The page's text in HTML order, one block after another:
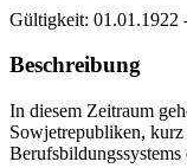
Gültigkeit: 01.01.1922
Beschreibung
In diesem Zeitraum
Sowjetrepubliken,